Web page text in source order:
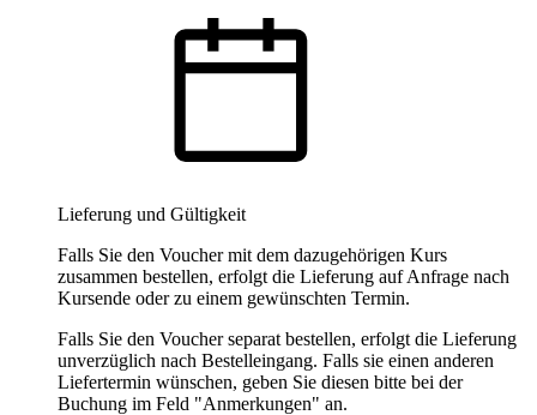
Lieferung und Gültigkeit
Falls Sie den Voucher mit dem dazugehörigen Kurs
zusammen bestellen, erfolgt die Lieferung auf Anfrage nach
Kursende oder zu einem gewünschten Termin.
Falls Sie den Voucher separat bestellen, erfolgt die Lieferung
unverzüglich nach Bestelleingang. Falls sie einen anderen
Liefertermin wünschen, geben Sie diesen bitte bei der
Buchung im Feld "Anmerkungen" an.